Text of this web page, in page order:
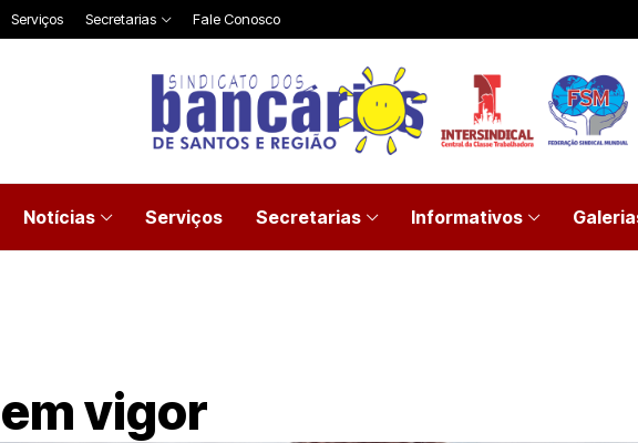
Serviços Secretarias Fale Conosco
Notícias Serviços Secretarias Informativos
vigor